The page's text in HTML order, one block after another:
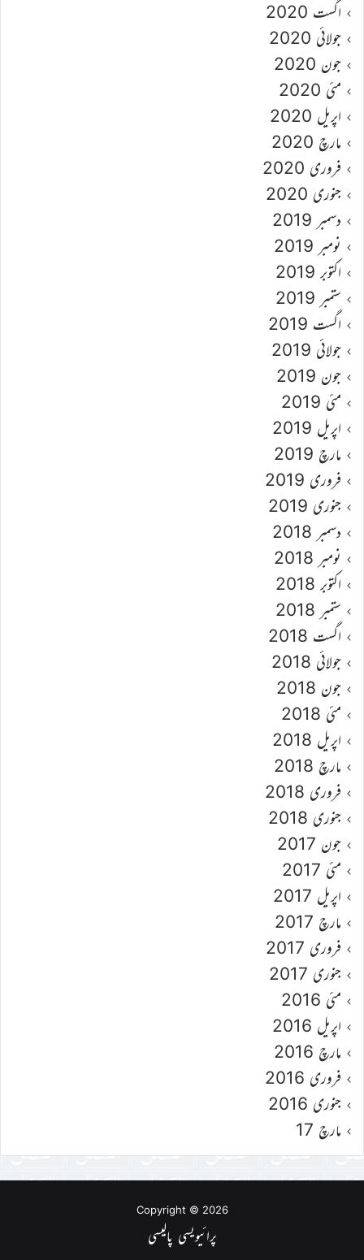
اگست 2020
جولائی 2020
جون 2020
مئی 2020
اپریل 2020
مارچ 2020
فروری 2020
جنوری 2020
دسمبر 2019
نومبر 2019
اکتوبر 2019
ستمبر 2019
اگست 2019
جولائی 2019
جون 2019
مئی 2019
اپریل 2019
مارچ 2019
فروری 2019
جنوری 2019
دسمبر 2018
نومبر 2018
اکتوبر 2018
ستمبر 2018
اگست 2018
جولائی 2018
جون 2018
مئی 2018
اپریل 2018
مارچ 2018
فروری 2018
جنوری 2018
جون 2017
مئی 2017
اپریل 2017
مارچ 2017
فروری 2017
جنوری 2017
مئی 2016
اپریل 2016
مارچ 2016
فروری 2016
جنوری 2016
مارچ 17
Copyright © 2026
پرائیویسی پالیسی